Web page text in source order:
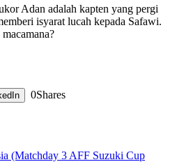
Adan adalah kapten yang pergi
isyarat lucah kepada Safawi.
0Shares
(Matchday 3 AFF Suzuki Cup